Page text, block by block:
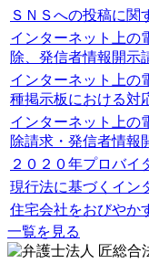
ＳＮＳへの投稿に
インターネット上
除、発信者情報開示
インターネット上
種掲示板における対
インターネット上
除請求・発信者情報
２０２０年プロバイ
現行法に基づくイン
住宅会社をおびやか
一覧を見る